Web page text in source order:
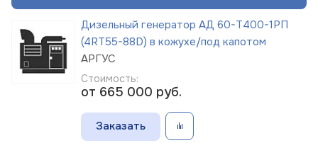
Дизельный генератор АД 60-Т400-1РП
(4RT55-88D) в кожухе/под капотом
АРГУС
Стоимость:
от 665 000 руб.
Заказать